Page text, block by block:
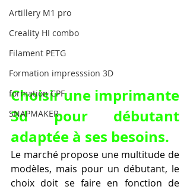
Artillery M1 pro
Creality HI combo
Filament PETG
Formation impresssion 3D
formation CPF
SNAPMAKER
Choisir une imprimante
3d pour débutant
adaptée à ses besoins.
Le marché propose une multitude de
modèles, mais pour un débutant, le
choix doit se faire en fonction de